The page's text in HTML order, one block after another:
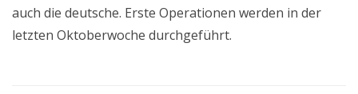
auch die deutsche. Erste Operationen werden in der
letzten Oktoberwoche durchgeführt.